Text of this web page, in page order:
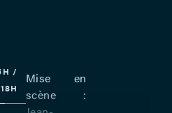
Mise en
scène :
/
18H